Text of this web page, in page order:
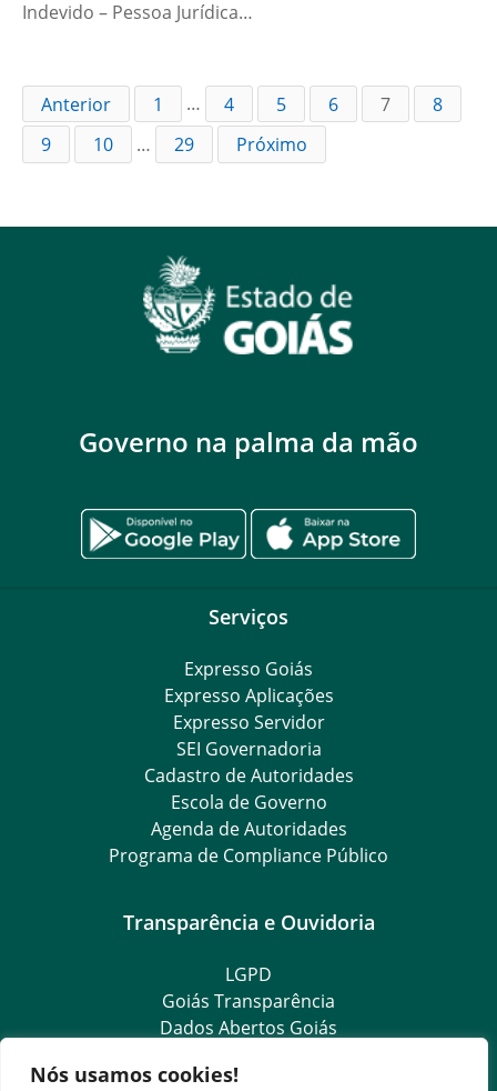
Nós usamos cookies!
Indevido – Pessoa Jurídica…
Anterior 1 … 4 5 6 7
8
9
10 … 29 Próximo
Governo na palma da mão
Serviços
Expresso Goiás
Expresso Aplicações
Expresso Servidor
SEI Governadoria
Cadastro de Autoridades
Escola de Governo
Agenda de Autoridades
Programa de Compliance Público
Transparência e Ouvidoria
LGPD
Goiás Transparência
Dados Abertos Goiás
e-SIC – Serviço Eletrônico de Informação ao Cidadão